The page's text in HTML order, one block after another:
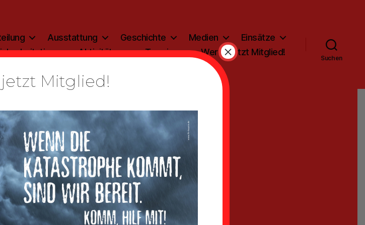
Ausstattung Geschichte Medien
Einsätze
Aktivitäten Termine Werde jetzt Mitglied!
Suchen
neues
Mitglied!
×